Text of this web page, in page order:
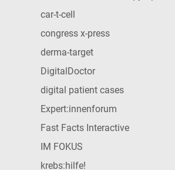
car-t-cell
congress x-press
derma-target
DigitalDoctor
digital patient cases
Expert:innenforum
Fast Facts Interactive
IM FOKUS
krebs:hilfe!